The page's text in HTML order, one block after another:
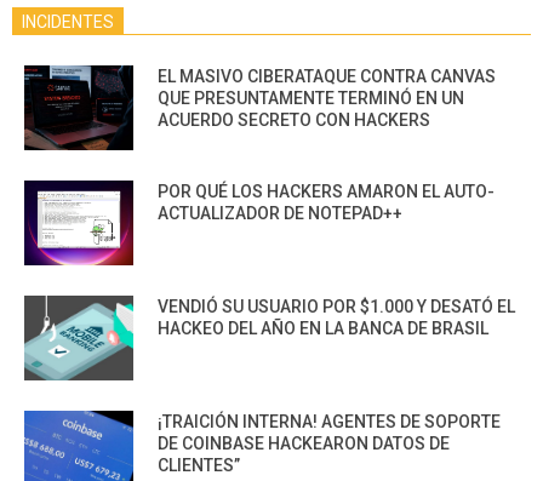
INCIDENTES
EL MASIVO CIBERATAQUE CONTRA CANVAS
QUE PRESUNTAMENTE TERMINÓ EN UN
ACUERDO SECRETO CON HACKERS
POR QUÉ LOS HACKERS AMARON EL AUTO-
ACTUALIZADOR DE NOTEPAD++
VENDIÓ SU USUARIO POR $1.000 Y DESATÓ EL
HACKEO DEL AÑO EN LA BANCA DE BRASIL
¡TRAICIÓN INTERNA! AGENTES DE SOPORTE
DE COINBASE HACKEARON DATOS DE
CLIENTES”